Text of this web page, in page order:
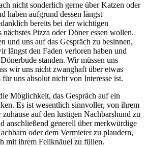
nicht sonderlich gerne über Katzen oder
haben aufgrund dessen längst
bereits bei der wichtigen
Pizza oder Döner essen wollen.
und uns auf das Gespräch zu besinnen,
längst den Faden verloren haben und
standen. Wir müssen uns
wir uns nicht zwanghaft über etwas
uns absolut nicht von Interesse ist.
Möglichkeit, das Gespräch auf ein
Es ist wesentlich sinnvoller, von ihrem
auf den lustigen Nachbarshund zu
anschließend generell über merkwürdige
oder dem Vermieter zu plaudern,
mit ihrem Fellknäuel zu füllen.